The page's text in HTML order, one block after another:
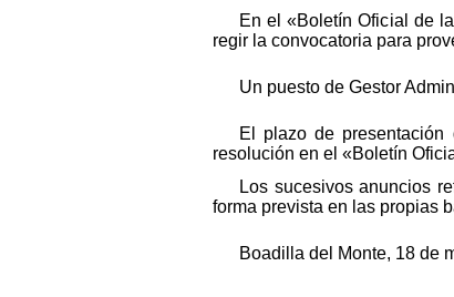
En el «Boletín Oficial de
regir la convocatoria para
Un puesto de Gestor
El plazo de
resolución en el «Boletín
Los sucesivos anuncios
forma prevista en las propias
Boadilla del Monte, 18 de